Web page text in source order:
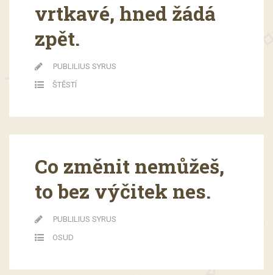
vrtkavé, hned žádá
zpět.
PUBLILIUS SYRUS
ŠTĚSTÍ
Co změnit nemůžeš,
to bez výčitek nes.
PUBLILIUS SYRUS
OSUD